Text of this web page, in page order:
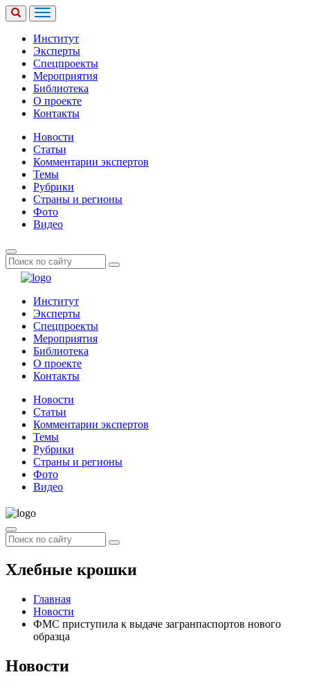
Институт
Эксперты
Спецпроекты
Мероприятия
Библиотека
О проекте
Контакты
Новости
Статьи
Комментарии экспертов
Темы
Рубрики
Страны и регионы
Фото
Видео
Институт
Эксперты
Спецпроекты
Мероприятия
Библиотека
О проекте
Контакты
Новости
Статьи
Комментарии экспертов
Темы
Рубрики
Страны и регионы
Фото
Видео
Хлебные крошки
Главная
Новости
ФМС приступила к выдаче загранпаспортов нового
образца
Новости